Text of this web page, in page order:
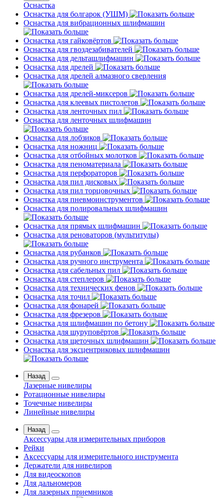
Оснастка
Оснастка для болгарок (УШМ)
Оснастка для вибрационных шлифмашин
Оснастка для гайковёртов
Оснастка для гвоздезабивателей
Оснастка для дельташлифмашин
Оснастка для дрелей
Оснастка для дрелей алмазного сверления
Оснастка для дрелей-миксеров
Оснастка для клеевых пистолетов
Оснастка для ленточных пил
Оснастка для ленточных шлифмашин
Оснастка для лобзиков
Оснастка для ножниц
Оснастка для отбойных молотков
Оснастка для пеноматериала
Оснастка для перфораторов
Оснастка для пил дисковых
Оснастка для пил торцовочных
Оснастка для пневмоинструментов
Оснастка для полировальных шлифмашин
Оснастка для прямых шлифмашин
Оснастка для реноваторов (мультитулы)
Оснастка для рубанков
Оснастка для ручного инструмента
Оснастка для сабельных пил
Оснастка для степлеров
Оснастка для технических фенов
Оснастка для точил
Оснастка для фонарей
Оснастка для фрезеров
Оснастка для шлифмашин по бетону
Оснастка для шуруповёртов
Оснастка для щеточных шлифмашин
Оснастка для эксцентриковых шлифмашин
Назад
Лазерные нивелиры
Ротационные нивелиры
Точечные нивелиры
Линейные нивелиры
Назад
Аксессуары для измерительных приборов
Рейки
Аксессуары для измерительного инструмента
Держатели для нивелиров
Для видеоскопов
Для дальномеров
Для лазерных приемников